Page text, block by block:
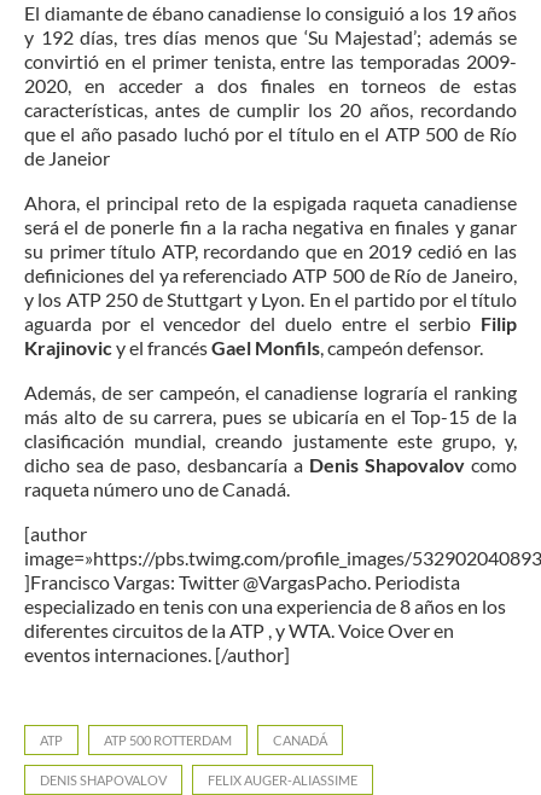
El diamante de ébano canadiense lo consiguió a los 19 años
y 192 días, tres días menos que ‘Su Majestad’; además se
convirtió en el primer tenista, entre las temporadas 2009-
2020, en acceder a dos finales en torneos de estas
características, antes de cumplir los 20 años, recordando
que el año pasado luchó por el título en el ATP 500 de Río
de Janeior
Ahora, el principal reto de la espigada raqueta canadiense
será el de ponerle fin a la racha negativa en finales y ganar
su primer título ATP, recordando que en 2019 cedió en las
definiciones del ya referenciado ATP 500 de Río de Janeiro,
y los ATP 250 de Stuttgart y Lyon. En el partido por el título
aguarda por el vencedor del duelo entre el serbio Filip
Krajinovicy el francésGael Monfils, campeón defensor.
Además, de ser campeón, el canadiense lograría el ranking
más alto de su carrera, pues se ubicaría en el Top-15 de la
clasificación mundial, creando justamente este grupo, y,
dicho sea de paso, desbancaría a Denis Shapovalovcomo
raqueta número uno de Canadá.
[author
image=»https://pbs.twimg.com/profile_images/
]Francisco Vargas: Twitter @VargasPacho. Periodista
especializado en tenis con una experiencia de 8 años en los
diferentes circuitos de la ATP , y WTA. Voice Over en
eventos internaciones. [/author]
ATP ATP 500 ROTTERDAM CANADÁ
DENIS SHAPOVALOV FELIX AUGER-ALIASSIME